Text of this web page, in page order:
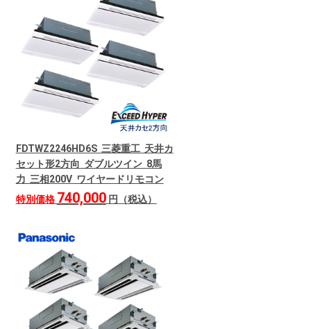
FDTWZ2246HD6S 三菱重工 天井カ
セット形2方向 ダブルツイン 8馬
力 三相200V ワイヤードリモコン
特別価格 740,000円（税込）